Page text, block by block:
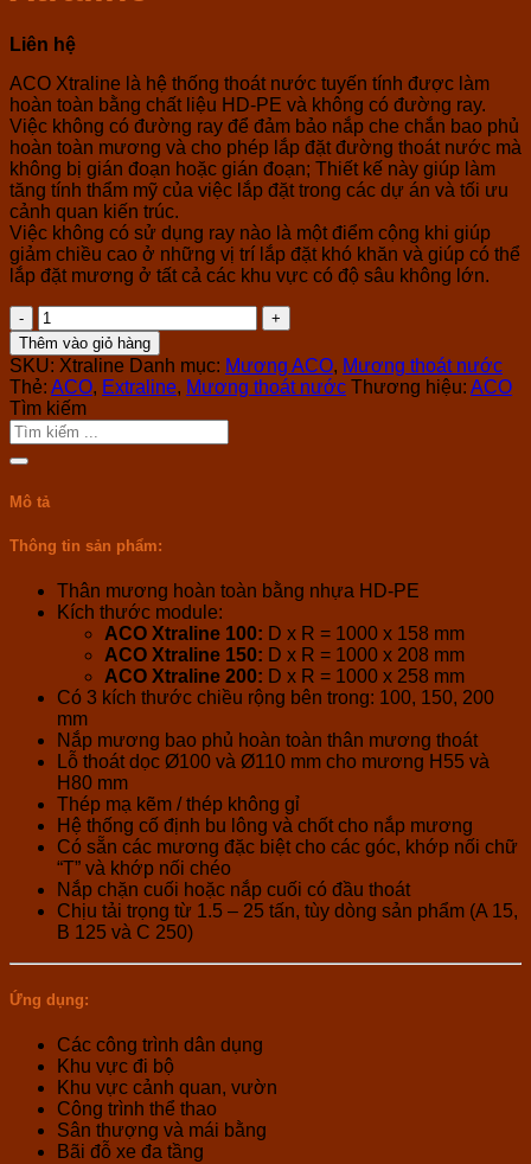
Liên hệ
ACO Xtraline là hệ thống thoát nước tuyến tính được làm
hoàn toàn bằng chất liệu HD-PE và không có đường ray.
Việc không có đường ray để đảm bảo nắp che chắn bao phủ
hoàn toàn mương và cho phép lắp đặt đường thoát nước mà
không bị gián đoạn hoặc gián đoạn; Thiết kế này giúp làm
tăng tính thẩm mỹ của việc lắp đặt trong các dự án và tối ưu
cảnh quan kiến ​​trúc.
Việc không có sử dụng ray nào là một điểm cộng khi giúp
giảm chiều cao ở những vị trí lắp đặt khó khăn và giúp có thể
lắp đặt mương ở tất cả các khu vực có độ sâu không lớn.
Mương
Thoát
Nước
ACO
Xtraline
số
lượng
Thêm vào giỏ hàng
SKU: Xtraline Danh mục: Mương ACO, Mương thoát nước
Thẻ: ACO, Extraline, Mương thoát nước Thương hiệu: ACO
Tìm kiếm
Tìm
kiếm:
Mô tả
Thông tin sản phẩm:
Thân mương hoàn toàn bằng nhựa HD-PE
Kích thước module:
ACO Xtraline 100: D x R = 1000 x 158 mm
ACO Xtraline 150: D x R = 1000 x 208 mm
ACO Xtraline 200: D x R = 1000 x 258 mm
Có 3 kích thước chiều rộng bên trong: 100, 150, 200
mm
Nắp mương bao phủ hoàn toàn thân mương thoát
Lỗ thoát dọc Ø100 và Ø110 mm cho mương H55 và
H80 mm
Thép mạ kẽm / thép không gỉ
Hệ thống cố định bu lông và chốt cho nắp mương
Có sẵn các mương đặc biệt cho các góc, khớp nối chữ
“T” và khớp nối chéo
Nắp chặn cuối hoặc nắp cuối có đầu thoát
Chịu tải trọng từ 1.5 – 25 tấn, tùy dòng sản phẩm (A 15,
B 125 và C 250)
Ứng dụng:
Các công trình dân dụng
Khu vực đi bộ
Khu vực cảnh quan, vườn
Công trình thể thao
Sân thượng và mái bằng
Bãi đỗ xe đa tầng